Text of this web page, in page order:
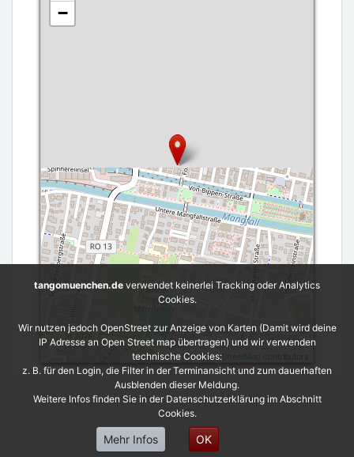
−
Leaflet| ©OpenStreetMap
tangomuenchen.de verwendet keinerlei Tracking oder Analytics
Cookies.
Wir nutzen jedoch OpenStreet zur Anzeige von Karten (Damit wird deine
IP Adresse an Open Street map übertragen) und wir verwenden
technische Cookies:
z. B. für den Login, die Filter in der Terminansicht und zum dauerhaften
Ausblenden dieser Meldung.
Weitere Infos finden Sie in der Datenschutzerklärung im Abschnitt
Cookies.
Mehr Infos OK